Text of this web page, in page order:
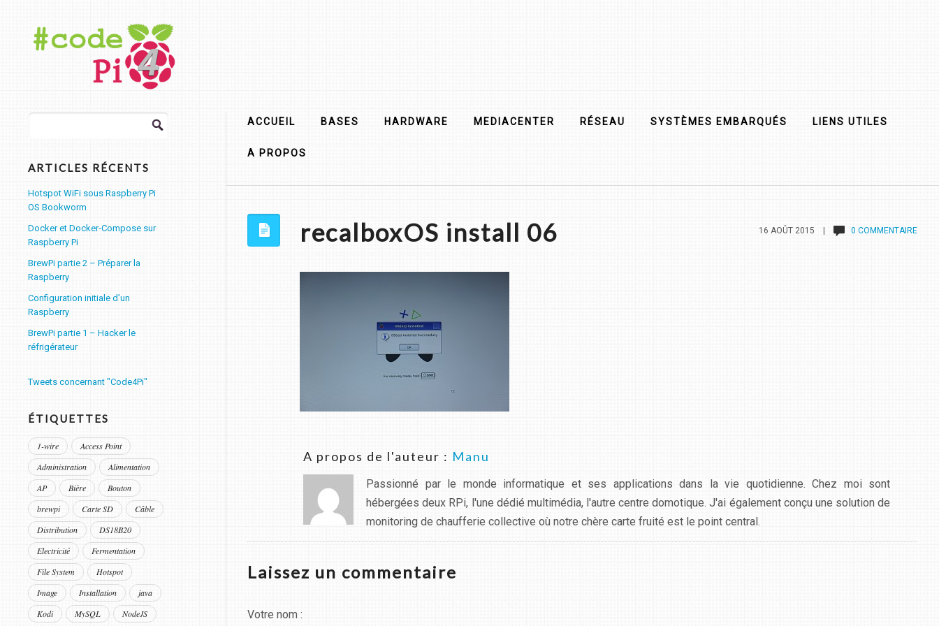
ACCUEIL BASES HARDWARE MEDIACENTER RÉSEAU SYSTÈMES EMBARQUÉS LIENS UTILES
A PROPOS
16 AOÛT 2015 | 0 COMMENTAIRE
recalboxOS install 06
A propos de l'auteur : Manu
Passionné par le monde informatique et ses applications dans la vie quotidienne. Chez moi sont
hébergées deux RPi, l'une dédié multimédia, l'autre centre domotique. J'ai également conçu une solution de
monitoring de chaufferie collective où notre chère carte fruité est le point central.
Laissez un commentaire
Votre nom :
Rechercher :
ARTICLES RÉCENTS
Hotspot WiFi sous Raspberry Pi
OS Bookworm
Docker et Docker-Compose sur
Raspberry Pi
BrewPi partie 2 – Préparer la
Raspberry
Configuration initiale d’un
Raspberry
BrewPi partie 1 – Hacker le
réfrigérateur
Tweets concernant "Code4Pi"
ÉTIQUETTES
1-wire
Access Point
Administration
Alimentation
AP
Bière
Bouton
brewpi
Carte SD
Câble
Distribution
DS18B20
Electricité
Fermentation
File System
Hotspot
Image
Installation
java
Kodi
MySQL NodeJS